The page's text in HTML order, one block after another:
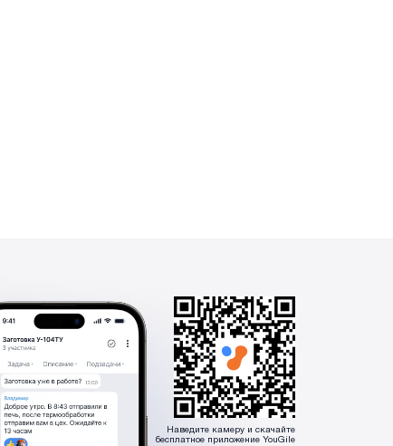
Наведите камеру и скачайте
бесплатное приложение YouGile